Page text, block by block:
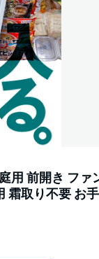
用 前開き ファ
霜取り不要 お